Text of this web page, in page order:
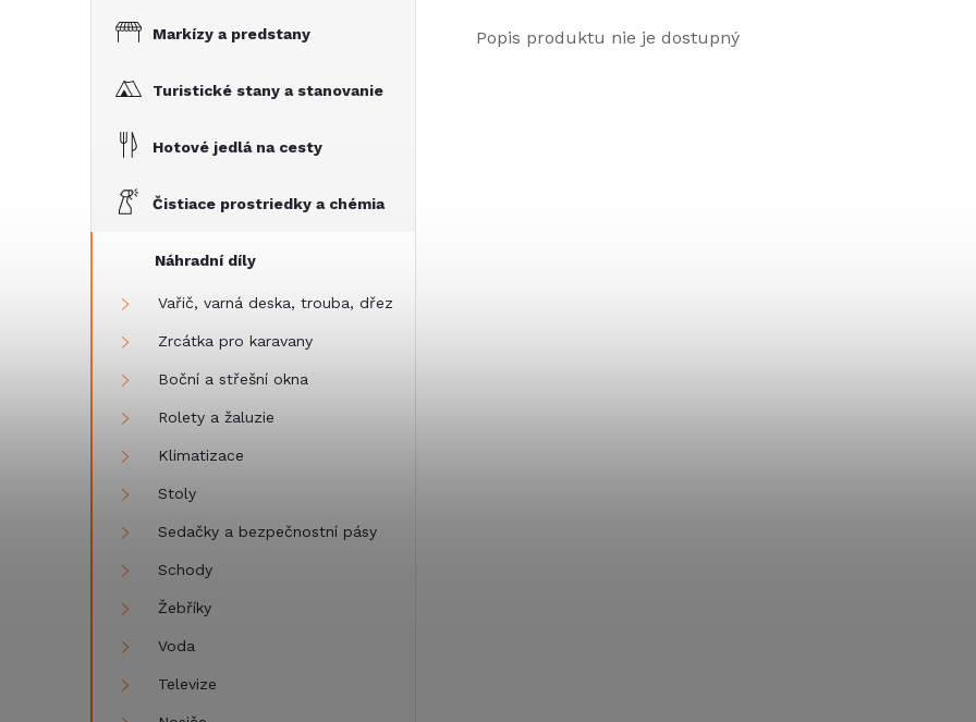
Markízy a predstany
Turistické stany a stanovanie
Hotové jedlá na cesty
Čistiace prostriedky a chémia
Náhradní díly
Vařič, varná deska, trouba, dřez
Zrcátka pro karavany
Boční a střešní okna
Rolety a žaluzie
Klimatizace
Stoly
Sedačky a bezpečnostní pásy
Schody
Žebříky
Voda
Televize
Popis produktu nie je dostupný